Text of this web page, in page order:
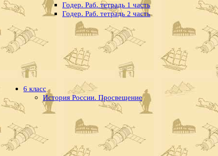
Годер. Раб. тетрадь 1 часть
Годер. Раб. тетрадь 2 часть
6 класс
История России. Просвещение